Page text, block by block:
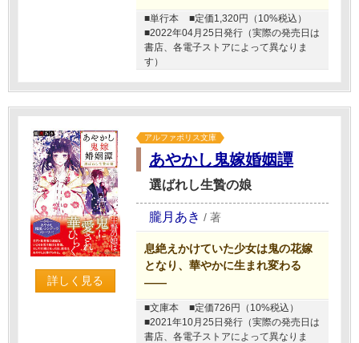
■単行本
■定価1,320円（10%税込）
■2022年04月25日発行（実際の発売日は
書店、各電子ストアによって異なりま
す）
詳しく見る
アルファポリス文庫
あやかし鬼嫁婚姻譚
選ばれし生贄の娘
朧月あき / 著
息絶えかけていた少女は鬼の花嫁
となり、華やかに生まれ変わる
――
■文庫本
■定価726円（10%税込）
■2021年10月25日発行（実際の発売日は
書店、各電子ストアによって異なりま